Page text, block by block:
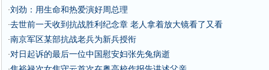
·刘劲：用生命和热爱演好周总理
·去世前一天收到抗战胜利纪念章 老人拿着放大镜看了又看
·南京军区某部抗战老兵为新兵授衔
·对日起诉的最后一位中国慰安妇张先兔病逝